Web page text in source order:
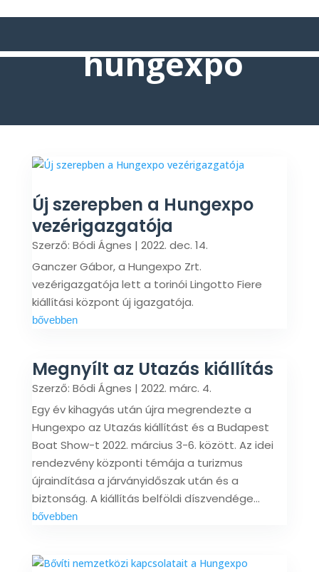
hungexpo
Új szerepben a Hungexpo
vezérigazgatója
Szerző: Bódi Ágnes | 2022. dec. 14.
Ganczer Gábor, a Hungexpo Zrt.
vezérigazgatója lett a torinói Lingotto Fiere
kiállítási központ új igazgatója.
bővebben
Megnyílt az Utazás kiállítás
Szerző: Bódi Ágnes | 2022. márc. 4.
Egy év kihagyás után újra megrendezte a
Hungexpo az Utazás kiállítást és a Budapest
Boat Show-t 2022. március 3-6. között. Az idei
rendezvény központi témája a turizmus
újraindítása a járványidőszak után és a
biztonság. A kiállítás belföldi díszvendége...
bővebben